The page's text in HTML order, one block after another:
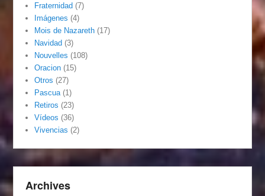
Fraternidad (7)
Imágenes (4)
Mois de Nazareth (17)
Navidad (3)
Nouvelles (108)
Oracion (15)
Otros (27)
Pascua (1)
Retiros (23)
Vídeos (36)
Vivencias (2)
Archives